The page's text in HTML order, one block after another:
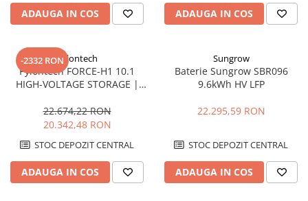
ADAUGA IN COS ADAUGA IN COS
-2332 RONPylontech
Pylontech FORCE-H1 10.1
HIGH-VOLTAGE STORAGE |
Sungrow, Goodwe, Sofar
22.674,22 RON
20.342,48 RON
STOC DEPOZIT CENTRAL
ADAUGA IN COS
Sungrow
Baterie Sungrow SBR096
9.6kWh HV LFP
22.295,59 RON
STOC DEPOZIT CENTRAL
ADAUGA IN COS